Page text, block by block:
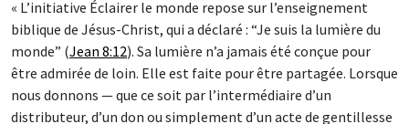
« L’initiative Éclairer le monde repose sur l’enseignement
biblique de Jésus-Christ, qui a déclaré : “Je suis la lumière du
monde” (Jean 8:12). Sa lumière n’a jamais été conçue pour
être admirée de loin. Elle est faite pour être partagée. Lorsque
nous donnons — que ce soit par l’intermédiaire d’un
distributeur, d’un don ou simplement d’un acte de gentillesse